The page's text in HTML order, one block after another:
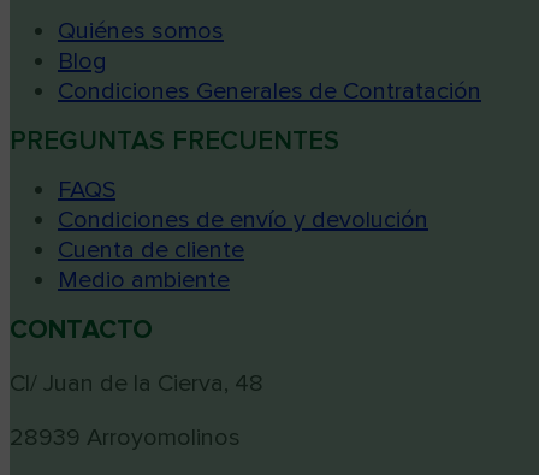
Quiénes somos
Blog
Condiciones Generales de Contratación
PREGUNTAS FRECUENTES
FAQS
Condiciones de envío y devolución
Cuenta de cliente
Medio ambiente
CONTACTO
Cl/ Juan de la Cierva, 48
28939 Arroyomolinos